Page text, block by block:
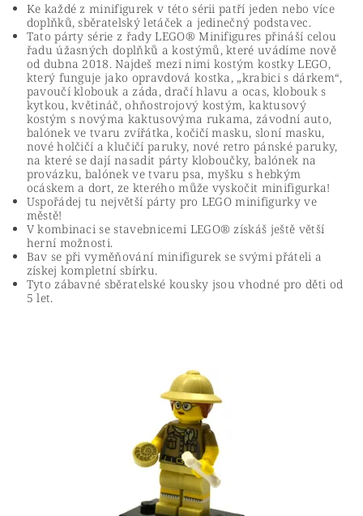
Ke každé z minifigurek v této sérii patří jeden nebo více
doplňků, sběratelský letáček a jedinečný podstavec.
Tato párty série z řady LEGO® Minifigures přináší celou
řadu úžasných doplňků a kostýmů, které uvádíme nově
od dubna 2018. Najdeš mezi nimi kostým kostky LEGO,
který funguje jako opravdová kostka, „krabici s dárkem“,
pavoučí klobouk a záda, dračí hlavu a ocas, klobouk s
kytkou, květináč, ohňostrojový kostým, kaktusový
kostým s novýma kaktusovýma rukama, závodní auto,
balónek ve tvaru zvířátka, kočičí masku, sloní masku,
nové holčičí a klučičí paruky, nové retro pánské paruky,
na které se dají nasadit párty kloboučky, balónek na
provázku, balónek ve tvaru psa, myšku s hebkým
ocáskem a dort, ze kterého může vyskočit minifigurka!
Uspořádej tu největší párty pro LEGO minifigurky ve
městě!
V kombinaci se stavebnicemi LEGO® získáš ještě větší
herní možnosti.
Bav se při vyměňování minifigurek se svými přáteli a
získej kompletní sbírku.
Tyto zábavné sběratelské kousky jsou vhodné pro děti od
5 let.